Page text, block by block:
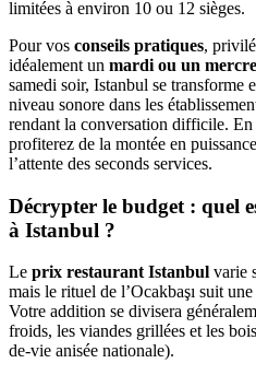
limitées à environ 10 ou 12 sièges.
Pour vos conseils pratiques,
idéalement un mardi ou un
samedi soir, Istanbul se transforme
niveau sonore dans les
rendant la conversation difficile.
profiterez de la montée en
l’attente des seconds services.
Décrypter le budget : quel
à Istanbul ?
Le prix restaurant Istanbul varie
mais le rituel de l’Ocakbaşı suit
Votre addition se divisera
froids, les viandes grillées et les
de-vie anisée nationale).